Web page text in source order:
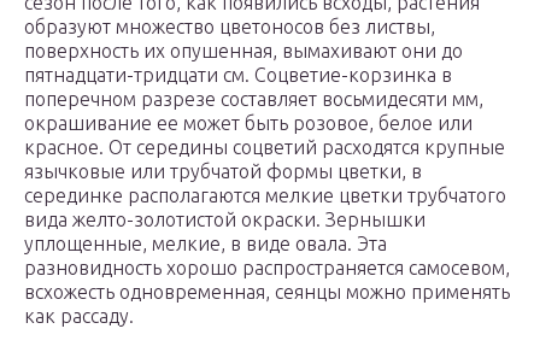
образуют множество цветоносов без листвы,
поверхность их опушенная, вымахивают они до
пятнадцати-тридцати см. Соцветие-корзинка в
поперечном разрезе составляет восьмидесяти мм,
окрашивание ее может быть розовое, белое или
красное. От середины соцветий расходятся крупные
язычковые или трубчатой формы цветки, в
серединке располагаются мелкие цветки трубчатого
вида желто-золотистой окраски. Зернышки
уплощенные, мелкие, в виде овала. Эта
разновидность хорошо распространяется самосевом,
всхожесть одновременная, сеянцы можно применять
как рассаду.